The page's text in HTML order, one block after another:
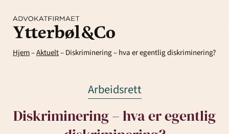
Hjem–Aktuelt–Diskriminering – hva er egentlig diskriminering?
Arbeidsrett
Diskriminering – hva er egentlig